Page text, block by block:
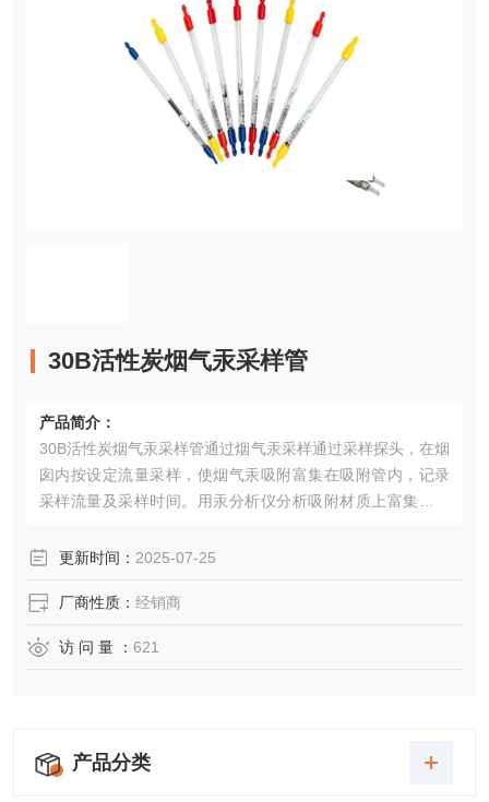
30B活性炭烟气汞采样管
产品简介：
30B活性炭烟气汞采样管通过烟气汞采样通过采样探头，在烟
囱内按设定流量采样，使烟气汞吸附富集在吸附管内，记录
采样流量及采样时间。用汞分析仪分析吸附材质上富集的汞
更新时间： 2025-07-25
厂商性质： 经销商
访 问 量 ： 621
产品分类